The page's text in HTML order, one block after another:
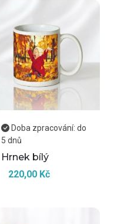
Doba zpracování: do
5 dnů
Hrnek bílý
220,00 Kč